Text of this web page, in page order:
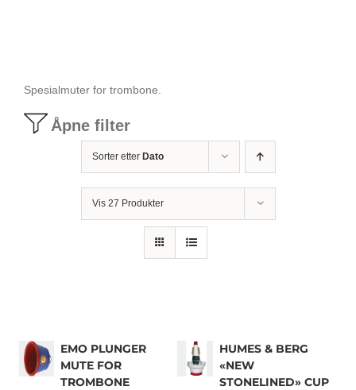
Mikrofoner
Spesialmuter for trombone.
Åpne filter
Sorter etter Dato
Vis 27 Produkter
EMO PLUNGER
MUTE FOR
TROMBONE
HUMES & BERG
«NEW
STONELINED» CUP